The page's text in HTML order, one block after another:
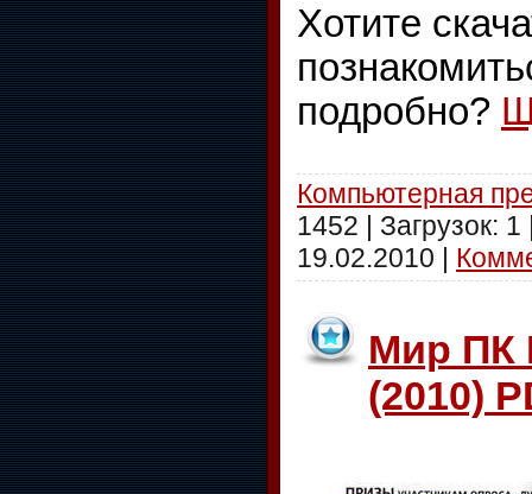
Хотите
подробно?
Компьютерная
1452 | Загрузок:
19.02.2010 |
Мир ПК
(2010)